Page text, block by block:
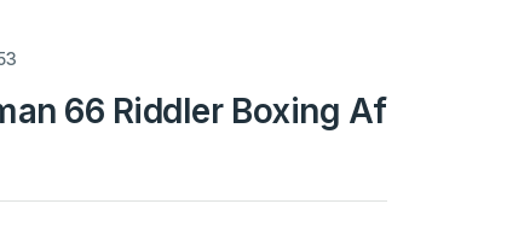
66 Riddler Boxing Af